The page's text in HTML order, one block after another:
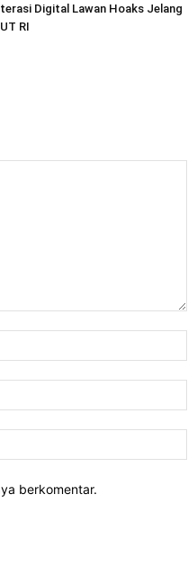
Digital Lawan Hoaks Jelang
RI
berkomentar.